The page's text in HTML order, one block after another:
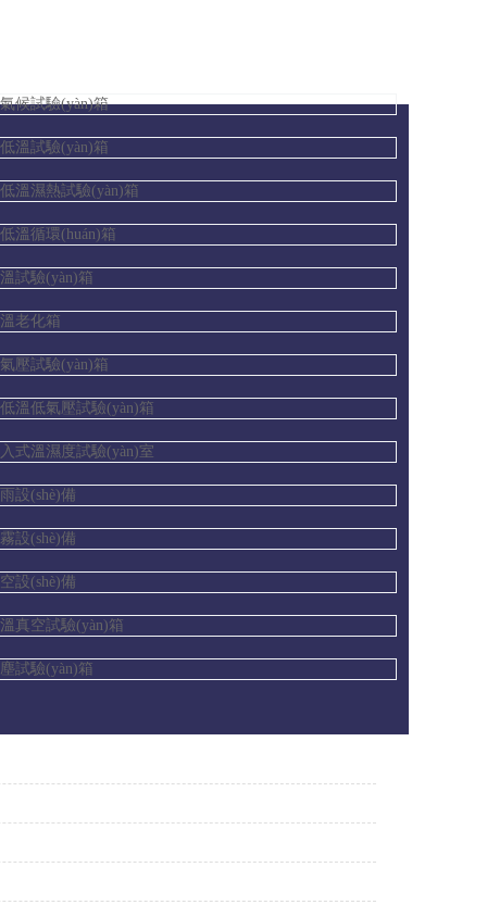
候試驗(yàn)箱
溫試驗(yàn)箱
溫濕熱試驗(yàn)箱
溫循環(huán)箱
試驗(yàn)箱
老化箱
壓試驗(yàn)箱
溫低氣壓試驗(yàn)箱
式溫濕度試驗(yàn)室
設(shè)備
設(shè)備
設(shè)備
真空試驗(yàn)箱
試驗(yàn)箱